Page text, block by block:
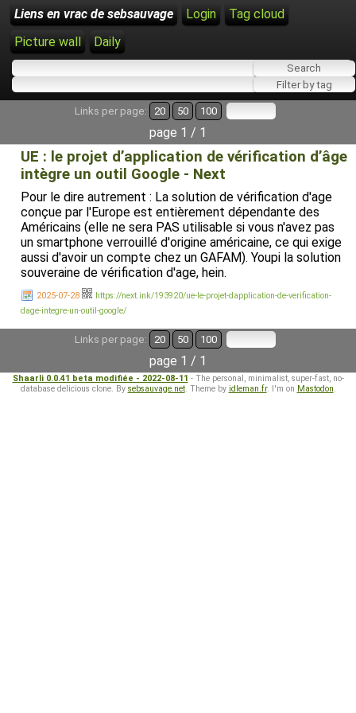
Liens en vrac de sebsauvage Login
Tag cloud
Picture wall
Daily
Links per page: 20 50 100
page 1 / 1
UE : le projet d’application de vérification d’âge
intègre un outil Google - Next
Pour le dire autrement : La solution de vérification d'age
conçue par l'Europe est entièrement dépendante des
Américains (elle ne sera PAS utilisable si vous n'avez pas
un smartphone verrouillé d'origine américaine, ce qui exige
aussi d'avoir un compte chez un GAFAM). Youpi la solution
souveraine de vérification d'age, hein.
2025-07-28
https://next.ink/193920/ue-le-projet-dapplication-de-verification-
dage-integre-un-outil-google/
Links per page: 20 50 100
page 1 / 1
Shaarli 0.0.41 beta modifiée - 2022-08-11 - The personal, minimalist, super-fast, no-
database delicious clone. By sebsauvage.net. Theme by idleman.fr. I'm on Mastodon.